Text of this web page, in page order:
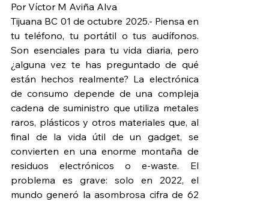
Por Víctor M Aviña Alva
Tijuana BC 01 de octubre 2025.- Piensa en
tu teléfono, tu portátil o tus audífonos.
Son esenciales para tu vida diaria, pero
¿alguna vez te has preguntado de qué
están hechos realmente? La electrónica
de consumo depende de una compleja
cadena de suministro que utiliza metales
raros, plásticos y otros materiales que, al
final de la vida útil de un gadget, se
convierten en una enorme montaña de
residuos electrónicos o e-waste. El
problema es grave: solo en 2022, el
mundo generó la asombrosa cifra de 62